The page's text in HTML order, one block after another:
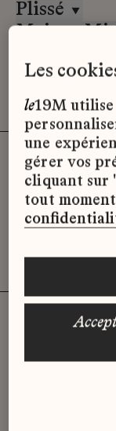
Plissé
Maison
Désolé, il
d’offres
moment.
Vous
qui
les
le19M utilise
une
gérer vos
cliquant sur
tout
accepter les cookies strictement